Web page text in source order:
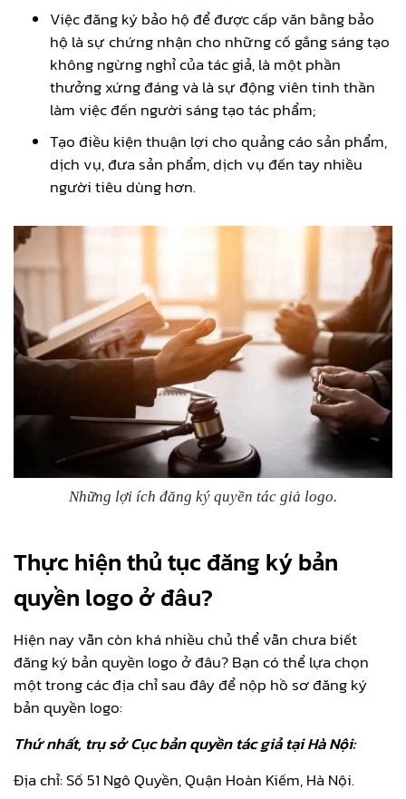
Việc đăng ký bảo hộ để được cấp văn bằng bảo
hộ là sự chứng nhận cho những cố gắng sáng tạo
không ngừng nghỉ của tác giả, là một phần
thưởng xứng đáng và là sự động viên tinh thần
làm việc đến người sáng tạo tác phẩm;
Tạo điều kiện thuận lợi cho quảng cáo sản phẩm,
dịch vụ, đưa sản phẩm, dịch vụ đến tay nhiều
người tiêu dùng hơn.
Những lợi ích đăng ký quyền tác giả logo.
Thực hiện thủ tục đăng ký bản
quyền logo ở đâu?
Hiện nay vẫn còn khá nhiều chủ thể vẫn chưa biết
đăng ký bản quyền logo ở đâu? Bạn có thể lựa chọn
một trong các địa chỉ sau đây để nộp hồ sơ đăng ký
bản quyền logo:
Thứ nhất, trụ sở Cục bản quyền tác giả tại Hà Nội:
Địa chỉ: Số 51 Ngô Quyền, Quận Hoàn Kiếm, Hà Nội.